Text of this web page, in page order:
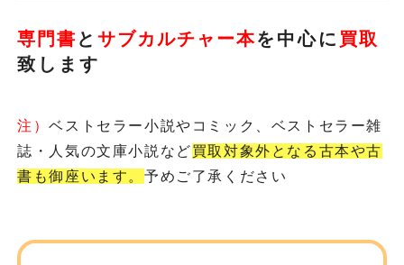
専門書 とサブカルチャー本を 中心に 買取
致します
注）ベストセラー小説やコミック、ベストセラー雑
誌・人気の文庫小説など買取対象外となる古本や古
書も御座います。 予めご了承ください